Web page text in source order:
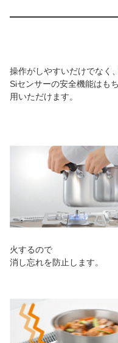
操作がしやすいだけでなく、
Siセンサーの安全機能はも
用いただけます。
火するので
消し忘れを防止します。